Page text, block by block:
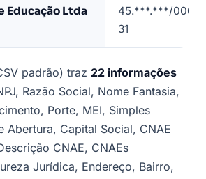
Educação Ltda
45.***.***/0001-
31
padrão) traz 22 informações
Razão Social, Nome Fantasia,
Porte, MEI, Simples
Abertura, Capital Social, CNAE
CNAE, CNAEs
Jurídica, Endereço, Bairro,